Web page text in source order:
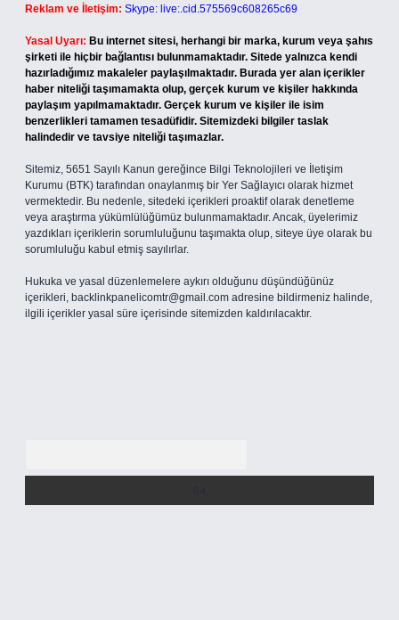
Reklam ve İletişim: Skype: live:.cid.575569c608265c69
Yasal Uyarı: Bu internet sitesi, herhangi bir marka, kurum veya şahıs
şirketi ile hiçbir bağlantısı bulunmamaktadır. Sitede yalnızca kendi
hazırladığımız makaleler paylaşılmaktadır. Burada yer alan içerikler
haber niteliği taşımamakta olup, gerçek kurum ve kişiler hakkında
paylaşım yapılmamaktadır. Gerçek kurum ve kişiler ile isim
benzerlikleri tamamen tesadüfidir. Sitemizdeki bilgiler taslak
halindedir ve tavsiye niteliği taşımazlar.
Sitemiz, 5651 Sayılı Kanun gereğince Bilgi Teknolojileri ve İletişim
Kurumu (BTK) tarafından onaylanmış bir Yer Sağlayıcı olarak hizmet
vermektedir. Bu nedenle, sitedeki içerikleri proaktif olarak denetleme
veya araştırma yükümlülüğümüz bulunmamaktadır. Ancak, üyelerimiz
yazdıkları içeriklerin sorumluluğunu taşımakta olup, siteye üye olarak bu
sorumluluğu kabul etmiş sayılırlar.
Hukuka ve yasal düzenlemelere aykırı olduğunu düşündüğünüz
içerikleri, backlinkpanelicomtr@gmail.com adresine bildirmeniz halinde,
ilgili içerikler yasal süre içerisinde sitemizden kaldırılacaktır.